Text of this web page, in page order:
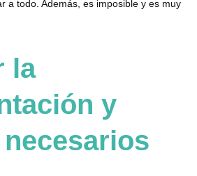
a todo. Además, es imposible y es muy
la
y